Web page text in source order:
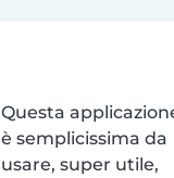
Questa
è semplicissima da
usare, super utile,